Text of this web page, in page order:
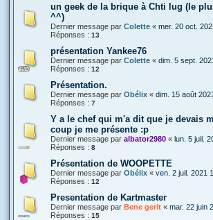
un geek de la brique à Chti lug (le
^^)
Dernier message par Colette « mer. 20 oct.
Réponses : 13
présentation Yankee76
Dernier message par Colette « dim. 5 sept.
Réponses : 12
Présentation.
Dernier message par Obélix « dim. 15 août
Réponses : 7
Y a le chef qui m'a dit que je devais
coup je me présente :p
Dernier message par albator2980 « lun. 5 juil.
Réponses : 8
Présentation de WOOPETTE
Dernier message par Obélix « ven. 2 juil. 2021
Réponses : 12
Presentation de Kartmaster
Dernier message par Bene gerit « mar. 22 juin
Réponses : 15